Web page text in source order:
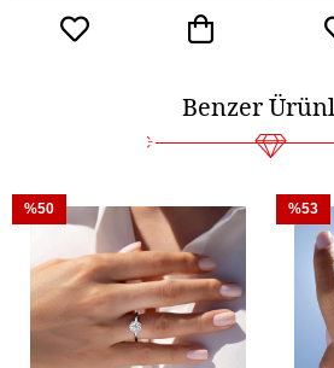
Benzer
%50 %53